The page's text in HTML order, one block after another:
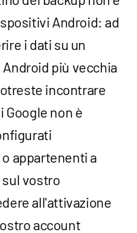
Android: ad
i dati su un
più vecchia
incontrare
Google non è
appartenenti a
sul vostro
all'attivazione
account